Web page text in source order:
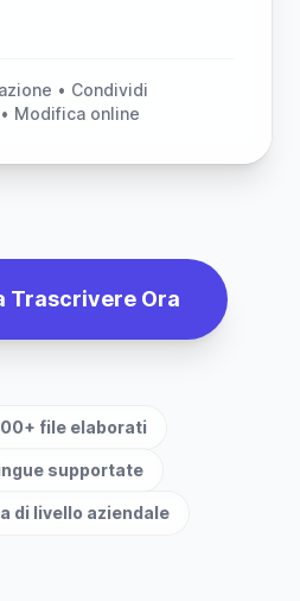
• Condividi
Modifica online
Trascrivere Ora
file elaborati
supportate
di livello aziendale